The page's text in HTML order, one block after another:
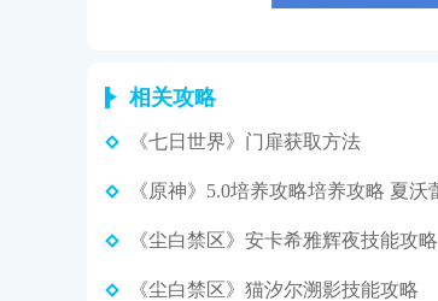
相关攻略
《七日世界》门扉获取方法
《尘白禁区》安卡希雅辉夜技能攻略
《尘白禁区》猫汐尔溯影技能攻略